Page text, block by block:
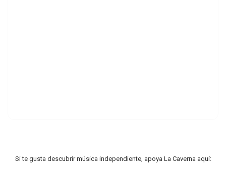
Si te gusta descubrir música independiente, apoya La Caverna aquí: